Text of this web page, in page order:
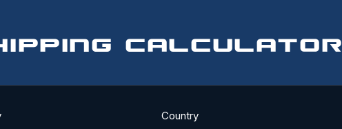
CALCULATOR
Country